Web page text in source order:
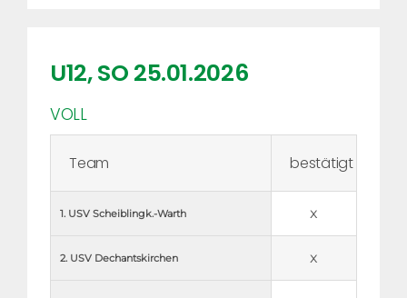
U12, SO 25.01.2026
VOLL
Team bestätigt
1. USV Scheiblingk.-Warth x
2. USV Dechantskirchen x